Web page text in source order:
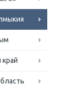
край